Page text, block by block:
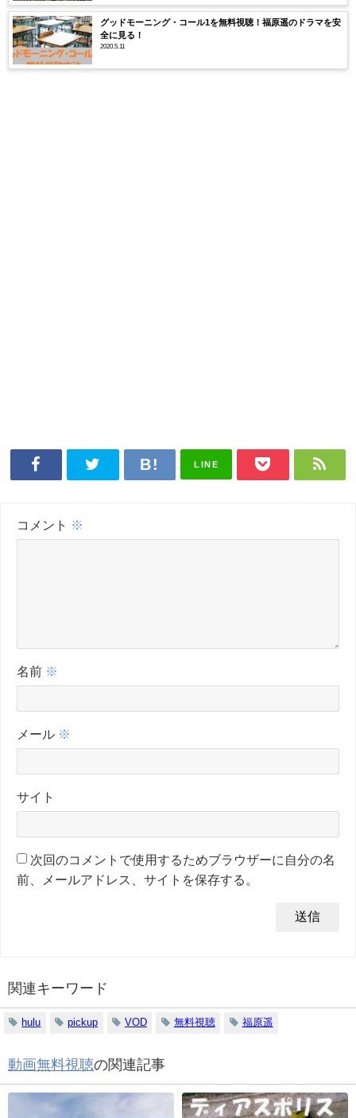
グッドモーニング・コール1を無料視聴！福原遥のドラマを安
全に見る！
2020.5.11
LINE
コメント ※
名前 ※
メール ※
サイト
次回のコメントで使用するためブラウザーに自分の名
前、メールアドレス、サイトを保存する。
関連キーワード
hulu pickup VOD 無料視聴 福原遥
動画無料視聴の関連記事